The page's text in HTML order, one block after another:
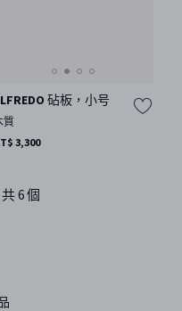
砧板，小号
質
3,300
6 個